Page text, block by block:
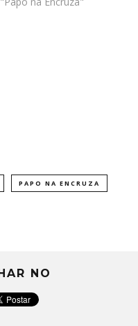
PAPO NA ENCRUZA
NO